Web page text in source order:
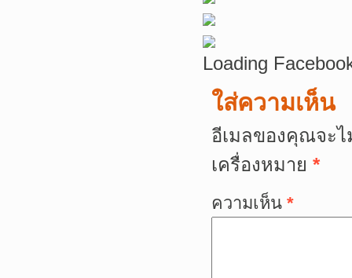
Loading
ใส่ความเห็น
อีเมลของคุณจะ
เครื่องหมาย *
ความเห็น *